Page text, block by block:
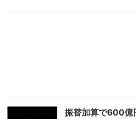
振替加算で600億